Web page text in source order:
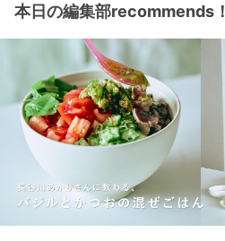
本日の編集部recommends！